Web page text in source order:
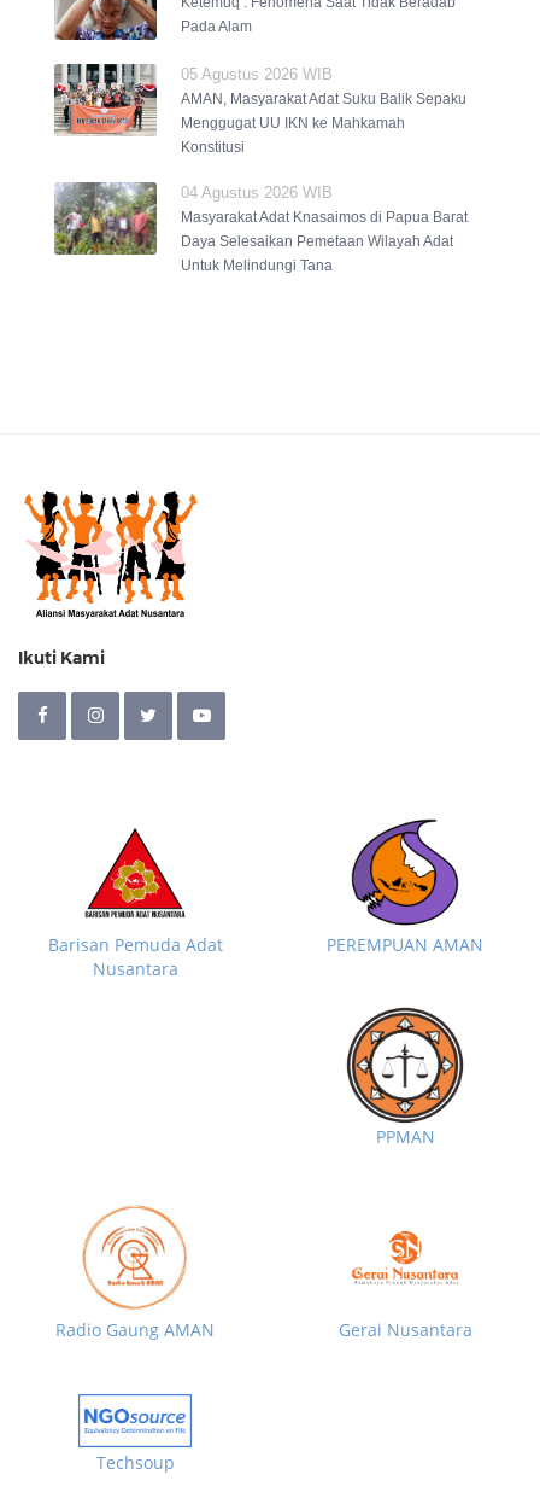
Pada Alam
05 Agustus 2026 WIB
AMAN, Masyarakat Adat Suku Balik Sepaku
Menggugat UU IKN ke Mahkamah
Konstitusi
04 Agustus 2026 WIB
Masyarakat Adat Knasaimos di Papua Barat
Daya Selesaikan Pemetaan Wilayah Adat
Untuk Melindungi Tana
Ikuti Kami
Barisan Pemuda Adat
Nusantara
PEREMPUAN AMAN
PPMAN
Radio Gaung AMAN Gerai Nusantara
Techsoup